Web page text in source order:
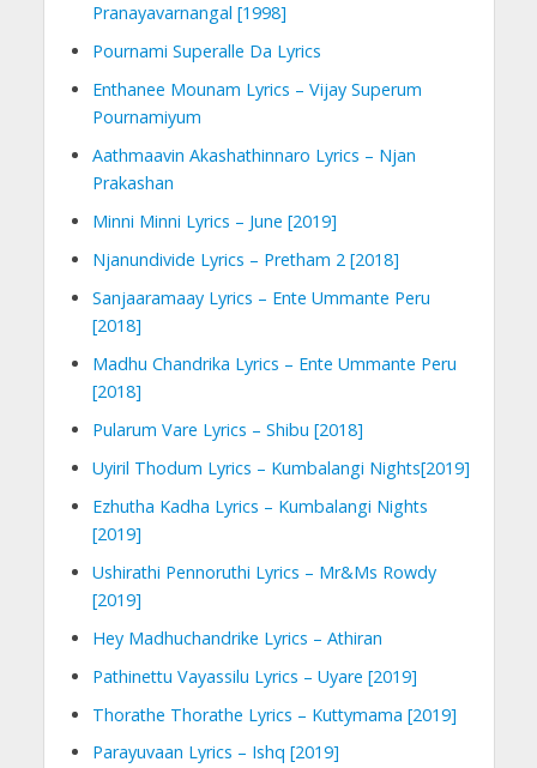
Pranayavarnangal [1998]
Pournami Superalle Da Lyrics
Enthanee Mounam Lyrics – Vijay Superum
Pournamiyum
Aathmaavin Akashathinnaro Lyrics – Njan
Prakashan
Minni Minni Lyrics – June [2019]
Njanundivide Lyrics – Pretham 2 [2018]
Sanjaaramaay Lyrics – Ente Ummante Peru
[2018]
Madhu Chandrika Lyrics – Ente Ummante Peru
[2018]
Pularum Vare Lyrics – Shibu [2018]
Uyiril Thodum Lyrics – Kumbalangi Nights[2019]
Ezhutha Kadha Lyrics – Kumbalangi Nights
[2019]
Ushirathi Pennoruthi Lyrics – Mr&Ms Rowdy
[2019]
Hey Madhuchandrike Lyrics – Athiran
Pathinettu Vayassilu Lyrics – Uyare [2019]
Thorathe Thorathe Lyrics – Kuttymama [2019]
Parayuvaan Lyrics – Ishq [2019]